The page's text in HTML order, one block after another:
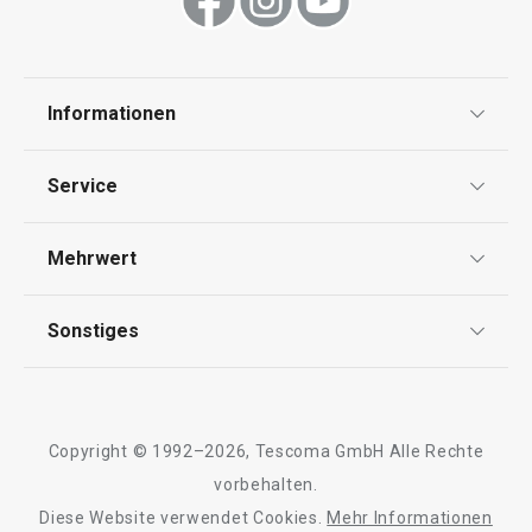
Haushalt
Neuheiten
Set für halbgetauchte Kekse
DELÍCIA
Servierbrett mit
Informationen
Impressum
Service
Kontaktformular
Mehrwert
Qualität
Sonstiges
Copyright © 1992–2026, Tescoma GmbH Alle Rechte
vorbehalten.
Diese Website verwendet Cookies.
Mehr Informationen